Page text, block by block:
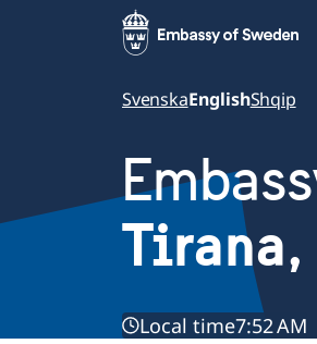
SvenskaEnglishShqip
Local time7:52 AM